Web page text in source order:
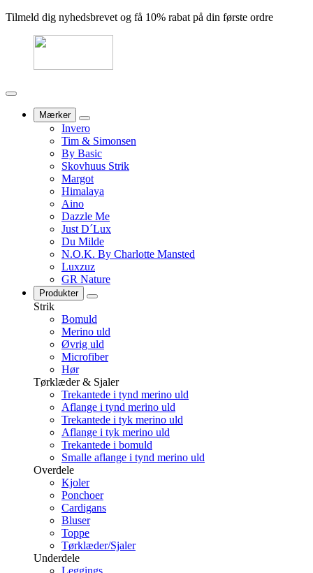
Tilmeld dig nyhedsbrevet og få 10% rabat på din første ordre
Mærker
Invero
Tim & Simonsen
By Basic
Skovhuus Strik
Margot
Himalaya
Aino
Dazzle Me
Just D´Lux
Du Milde
N.O.K. By Charlotte Mansted
Luxzuz
GR Nature
Produkter
Strik
Bomuld
Merino uld
Øvrig uld
Microfiber
Hør
Tørklæder & Sjaler
Trekantede i tynd merino uld
Aflange i tynd merino uld
Trekantede i tyk merino uld
Aflange i tyk merino uld
Trekantede i bomuld
Smalle aflange i tynd merino uld
Overdele
Kjoler
Ponchoer
Cardigans
Bluser
Toppe
Tørklæder/Sjaler
Underdele
Leggings